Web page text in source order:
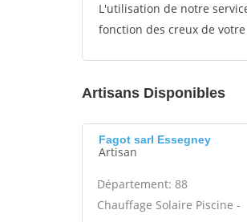
L'utilisation de notre
fonction des creux de
Artisans Disponibles
Fagot sarl Essegney
Artisan
Département: 88
Chauffage Solaire Piscine -